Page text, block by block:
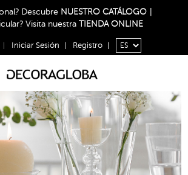
Descubre NUESTRO CATÁLOGO
Visita nuestra TIENDA ONLINE
Iniciar Sesión Registro